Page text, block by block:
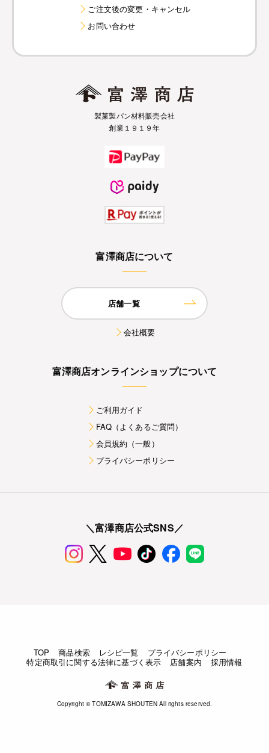
ご注文後の変更・キャンセル
お問い合わせ
製菓製パン材料販売会社
創業１９１９年
富澤商店について
店舗一覧
会社概要
富澤商店オンラインショップについて
ご利用ガイド
FAQ（よくあるご質問）
会員規約（一般）
プライバシーポリシー
＼富澤商店公式SNS／
TOP 商品検索 レシピ一覧
プライバシーポリシー
特定商取引に関する法律に基づく表示
店舗案内 採用情報
Copyright © TOMIZAWA SHOUTEN All rights reserved.